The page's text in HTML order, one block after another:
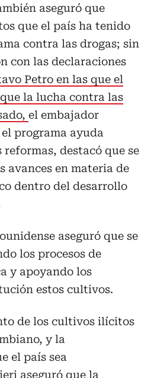
aseguró que
que el país ha tenido
contra las drogas; sin
con las declaraciones
Petro en las que el
la lucha contra las
el embajador
programa ayuda
destacó que se
avances en materia de
dentro del desarrollo
aseguró que se
los procesos de
y apoyando los
estos cultivos.
de los cultivos ilícitos
y la
el país sea
aseguró que la